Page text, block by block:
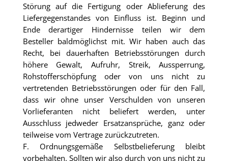
Störung auf die Fertigung oder Ablieferung des
Liefergegenstandes von Einfluss ist. Beginn und
Ende derartiger Hindernisse teilen wir dem
Besteller baldmöglichst mit. Wir haben auch das
Recht, bei dauerhaften Betriebsstörungen durch
höhere Gewalt, Aufruhr, Streik, Aussperrung,
Rohstofferschöpfung oder von uns nicht zu
vertretenden Betriebsstörungen oder für den Fall,
dass wir ohne unser Verschulden von unseren
Vorlieferanten nicht beliefert werden, unter
Ausschluss jedweder Ersatzansprüche, ganz oder
teilweise vom Vertrage zurückzutreten.
F. Ordnungsgemäße Selbstbelieferung bleibt
vorbehalten. Sollten wir also durch von uns nicht zu